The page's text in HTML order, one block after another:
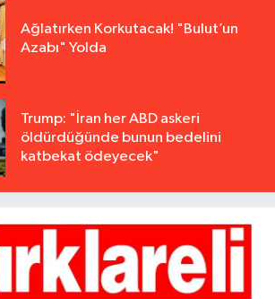
Ağlatırken Korkutacak! "Bulut’un
Azabı" Yolda
Trump: "İran her ABD askeri
öldürdüğünde bunun bedelini
katbekat ödeyecek"